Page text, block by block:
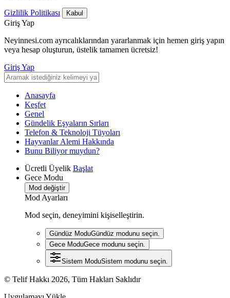
Gizlilik Politikası Kabul
Giriş Yap
Neyinnesi.com ayrıcalıklarından yararlanmak için hemen giriş yapın
veya hesap oluşturun, üstelik tamamen ücretsiz!
Giriş Yap
Anasayfa
Keşfet
Genel
Gündelik Eşyaların Sırları
Telefon & Teknoloji Tüyoları
Hayvanlar Alemi Hakkında
Bunu Biliyor muydun?
Ücretli Üyelik Başlat
Gece Modu
Mod değiştir
Mod Ayarları
Mod seçin, deneyimini kişiselleştirin.
Gündüz ModuGündüz modunu seçin.
Gece ModuGece modunu seçin.
Sistem ModuSistem modunu seçin.
© Telif Hakkı 2026, Tüm Hakları Saklıdır